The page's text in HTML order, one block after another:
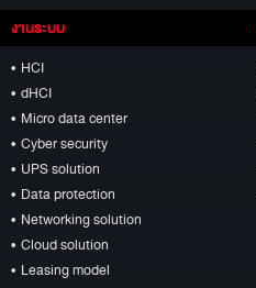
งานระบบ
• HCI
• dHCI
• Micro data center
• Cyber security
• UPS solution
• Data protection
• Networking solution
• Cloud solution
• Leasing model